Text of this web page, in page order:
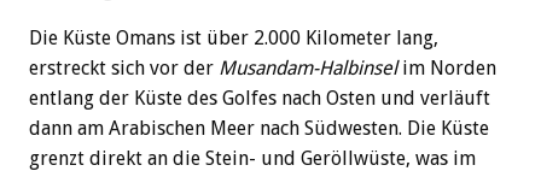
Die Küste Omans ist über 2.000 Kilometer lang,
erstreckt sich vor der Musandam-Halbinselim Norden
entlang der Küste des Golfes nach Osten und verläuft
dann am Arabischen Meer nach Südwesten. Die Küste
grenzt direkt an die Stein- und Geröllwüste, was im